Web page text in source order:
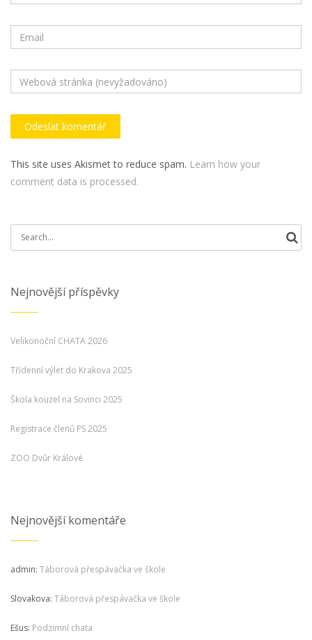
This site uses Akismet to reduce spam. Learn how your
comment data is processed.
Search
for:
Nejnovější příspěvky
Velikonoční CHATA 2026
Třídenní výlet do Krakova 2025
Škola kouzel na Sovinci 2025
Registrace členů PS 2025
ZOO Dvůr Králové
Nejnovější komentáře
admin: Táborová přespávačka ve škole
Slovakova: Táborová přespávačka ve škole
Ešus: Podzimní chata